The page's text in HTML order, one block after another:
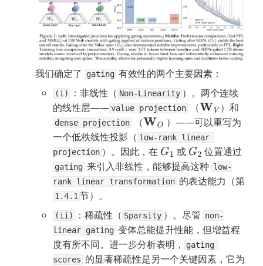
我们确定了 gating 有效性的两个主要因素：
(i) ：非线性（ Non-Linearity ）。两个连续
的线性层——value projection （WV
dense projection （WO
）——可以重写为
一个低秩线性投影（ low-rank linear
projection ）。因此，在 G1 或 G2
gating 来引入非线性，能够提高这种 low-
rank linear transformation
1.4.1 节）。
(ii) ：稀疏性（ Sparsity ）。尽管 non-
linear gating 变体总能提升性能，但增益程
度有所不同。进一步分析表明，
gating
scores